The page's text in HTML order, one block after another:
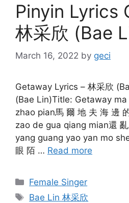
Pinyin Lyrics
林采欣 (Bae
March 16, 2022 by geci
Getaway Lyrics – 林采欣
(Bae Lin)Title: Getaway
zhao pian馬 爾 地 夫 海 邊
zao de gua qiang mian還
yang guang yao yan mo
眼 陌 … Read more
Categories
Female Singer
Tags
Bae Lin 林采欣